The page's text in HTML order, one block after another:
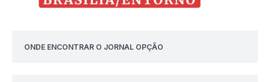
ONDE ENCONTRAR O JORNAL OPÇÃO